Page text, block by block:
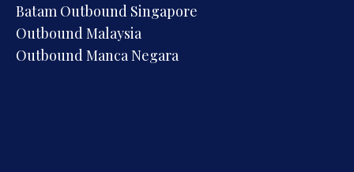
Batam Outbound Singapore
Outbound Malaysia
Outbound Manca Negara